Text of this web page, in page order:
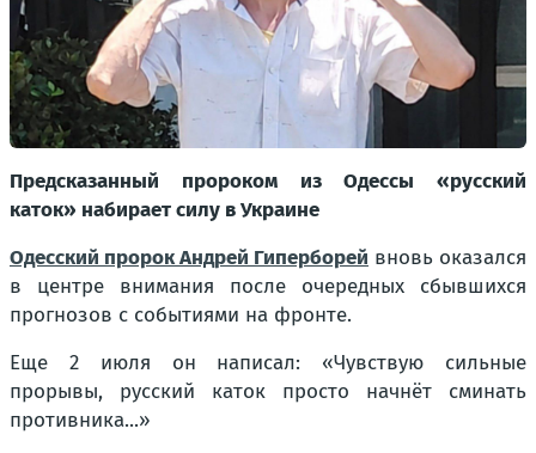
Предсказанный пророком из Одессы «русский
каток» набирает силу в Украине
Одесский пророк Андрей Гиперборей вновь оказался
в центре внимания после очередных сбывшихся
прогнозов с событиями на фронте.
Еще 2 июля он написал: «Чувствую сильные
прорывы, русский каток просто начнёт сминать
противника...»